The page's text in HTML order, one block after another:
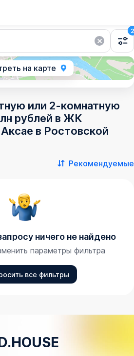
2
на карте
или 2-комнатную
рублей в ЖК
в Ростовской
Рекомендуемые
ничего не найдено
параметры фильтра
все фильтры